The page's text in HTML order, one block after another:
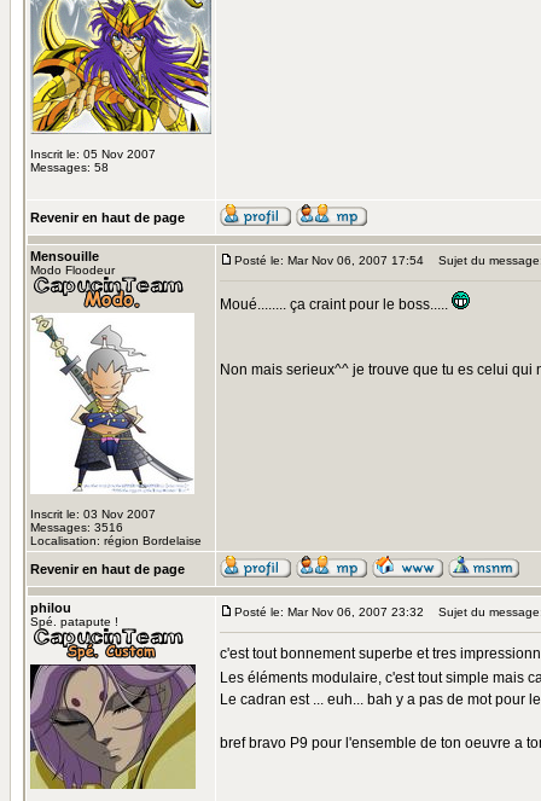
Inscrit le: 05 Nov 2007
Messages: 58
Revenir en haut de page
Mensouille
Modo Floodeur
Inscrit le: 03 Nov 2007
Messages: 3516
Localisation: région Bordelaise
Posté le: Mar Nov 06, 2007 17:54 Sujet du
Moué........ ça craint pour le boss.....
Non mais serieux^^ je trouve que tu es celui
Revenir en haut de page
philou
Spé. patapute !
Posté le: Mar Nov 06, 2007 23:32 Sujet du
c'est tout bonnement superbe et tres
Les éléments modulaire, c'est tout simple mais
Le cadran est ... euh... bah y a pas de mot pour
bref bravo P9 pour l'ensemble de ton oeuvre a